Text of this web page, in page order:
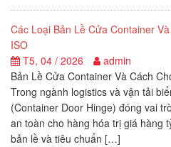
Các Loại Bản Lề Cửa Container
ISO
T5, 04 / 2026
admin
Bản Lề Cửa Container Và Cách
Trong ngành logistics và vận tải
(Container Door Hinge) đóng vai
an toàn cho hàng hóa trị giá hàng
bản lề và tiêu chuẩn […]